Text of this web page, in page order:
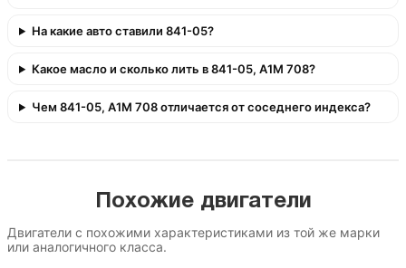
На какие авто ставили 841-05?
Какое масло и сколько лить в 841-05, A1M 708?
Чем 841-05, A1M 708 отличается от соседнего индекса?
Похожие двигатели
Двигатели с похожими характеристиками из той же марки
или аналогичного класса.